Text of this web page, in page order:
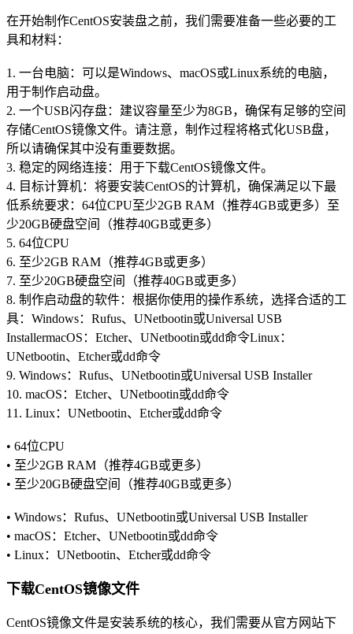
在开始制作CentOS安装盘之前，我们需要准备一些必要的工
具和材料：
1. 一台电脑：可以是Windows、macOS或Linux系统的电脑，
用于制作启动盘。
2. 一个USB闪存盘：建议容量至少为8GB，确保有足够的空间
存储CentOS镜像文件。请注意，制作过程将格式化USB盘，
所以请确保其中没有重要数据。
3. 稳定的网络连接：用于下载CentOS镜像文件。
4. 目标计算机：将要安装CentOS的计算机，确保满足以下最
低系统要求：64位CPU至少2GB RAM（推荐4GB或更多）至
少20GB硬盘空间（推荐40GB或更多）
5. 64位CPU
6. 至少2GB RAM（推荐4GB或更多）
7. 至少20GB硬盘空间（推荐40GB或更多）
8. 制作启动盘的软件：根据你使用的操作系统，选择合适的工
具：Windows：Rufus、UNetbootin或Universal USB
InstallermacOS：Etcher、UNetbootin或dd命令Linux：
UNetbootin、Etcher或dd命令
9. Windows：Rufus、UNetbootin或Universal USB Installer
10. macOS：Etcher、UNetbootin或dd命令
11. Linux：UNetbootin、Etcher或dd命令
• 64位CPU
• 至少2GB RAM（推荐4GB或更多）
• 至少20GB硬盘空间（推荐40GB或更多）
• Windows：Rufus、UNetbootin或Universal USB Installer
• macOS：Etcher、UNetbootin或dd命令
• Linux：UNetbootin、Etcher或dd命令
下载CentOS镜像文件
CentOS镜像文件是安装系统的核心，我们需要从官方网站下